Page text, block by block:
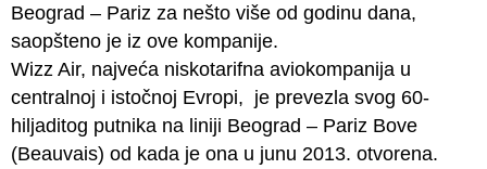
Beograd – Pariz za nešto više od godinu dana,
saopšteno je iz ove kompanije.
Wizz Air, najveća niskotarifna aviokompanija u
centralnoj i istočnoj Evropi, je prevezla svog 60-
hiljaditog putnika na liniji Beograd – Pariz Bove
(Beauvais) od kada je ona u junu 2013. otvorena.